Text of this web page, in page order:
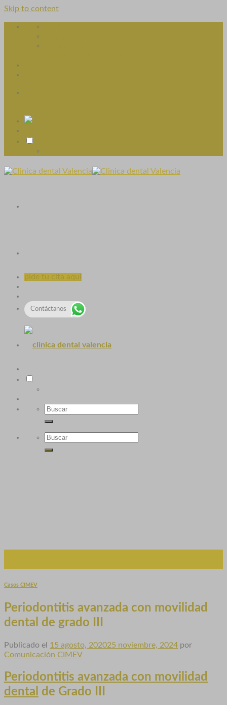
Skip to content
pide tu cita aquí
Contáctanos
Casos CIMEV
Periodontitis avanzada con movilidad
dental de grado III
Publicado el 15 agosto, 202025 noviembre, 2024 por
Comunicación CIMEV
Periodontitis avanzada con movilidad
dental de Grado III